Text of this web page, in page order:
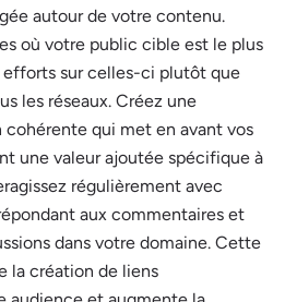
autour de votre contenu.
où votre public cible est le plus
sur celles-ci plutôt que
les réseaux. Créez une
qui met en avant vos
une valeur ajoutée spécifique à
régulièrement avec
aux commentaires et
dans votre domaine. Cette
la création de liens